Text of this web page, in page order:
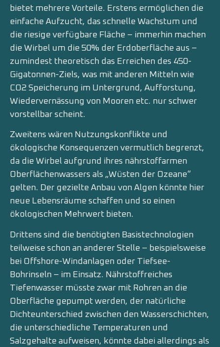
bietet mehrere Vorteile. Erstens ermöglichen die
einfache Aufzucht, das schnelle Wachstum und
die riesige verfügbare Fläche – immerhin machen
die Wirbel um die 50% der Erdoberfläche aus –
zumindest theoretisch das Erreichen des 450-
Gigatonnen-Ziels, was mit anderen Mitteln wie
CO2 Speicherung im Untergrund, Aufforstung,
Wiedervernässung von Mooren etc. nur schwer
vorstellbar scheint.
Zweitens wären Nutzungskonflikte und
ökologische Konsequenzen vermutlich begrenzt,
da die Wirbel aufgrund ihres nährstoffarmen
Oberflächenwassers als „Wüsten der Ozeane“
gelten. Der gezielte Anbau von Algen könnte hier
neue Lebensräume schaffen und so einen
ökologischen Mehrwert bieten.
Drittens sind die benötigten Basistechnologien
teilweise schon an anderer Stelle – beispielsweise
bei Offshore-Windanlagen oder Tiefsee-
Bohrinseln – im Einsatz. Nährstoffreiches
Tiefenwasser müsste zwar mit Rohren an die
Oberfläche gepumpt werden, der natürliche
Dichteunterschied zwischen den Wasserschichten,
die unterschiedliche Temperaturen und
Salzgehalte aufweisen, könnte dabei allerdings als